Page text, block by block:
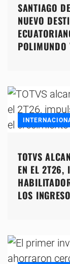
SANTIAGO
NUEVO
POLIMUNDO
TOTVS
EN EL 2T26,
LOS